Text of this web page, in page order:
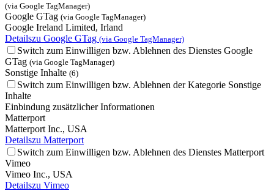
(via Google TagManager)
Google GTag (via Google TagManager)
Google Ireland Limited, Irland
Detailszu Google GTag (via Google TagManager)
Switch zum Einwilligen bzw. Ablehnen des Dienstes Google
GTag (via Google TagManager)
Sonstige Inhalte (6)
Switch zum Einwilligen bzw. Ablehnen der Kategorie Sonstige
Inhalte
Einbindung zusätzlicher Informationen
Matterport
Matterport Inc., USA
Detailszu Matterport
Switch zum Einwilligen bzw. Ablehnen des Dienstes Matterport
Vimeo
Vimeo Inc., USA
Detailszu Vimeo